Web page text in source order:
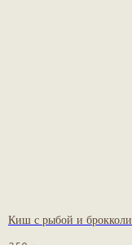
Киш с рыбой и брокколи